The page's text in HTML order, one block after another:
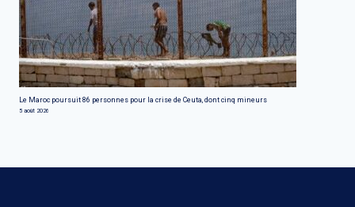
Le Maroc poursuit 86 personnes pour la crise de Ceuta, dont cinq mineurs
5 août 2026